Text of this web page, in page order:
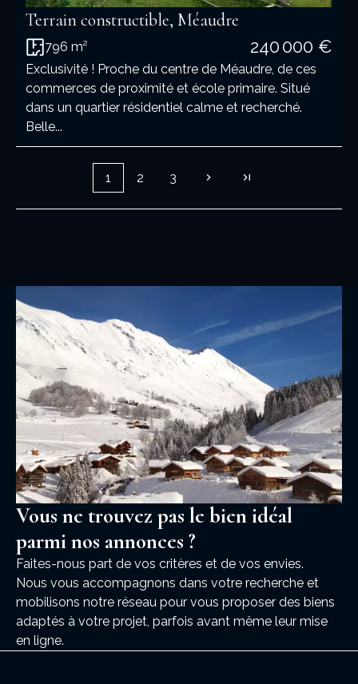
Terrain constructible, Méaudre
796 m² 240 000 €
Exclusivité ! Proche du centre de Méaudre, de ces
commerces de proximité et école primaire. Situé
dans un quartier résidentiel calme et recherché.
Belle...
1 2 3
Vous ne trouvez pas le bien idéal
parmi nos annonces ?
Faites-nous part de vos critères et de vos envies.
Nous vous accompagnons dans votre recherche et
mobilisons notre réseau pour vous proposer des biens
adaptés à votre projet, parfois avant même leur mise
en ligne.